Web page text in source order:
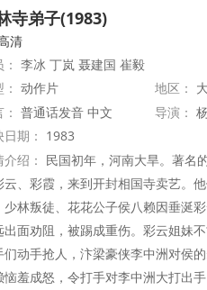
寺弟子(1983)
清
李冰 丁岚 聂建国 崔毅
动作片 地区：
普通话发音 中文 导演：
期： 1983
绍： 民国初年，河南大旱。著名
云、彩霞，来到开封相国寺卖艺。
少林叛徒、花花公子侯八赖因垂涎
出面劝阻，被踢成重伤。彩云姐妹
们动手抢人，汴梁豪侠李中洲对侯
恼羞成怒，令打手对李中洲大打出